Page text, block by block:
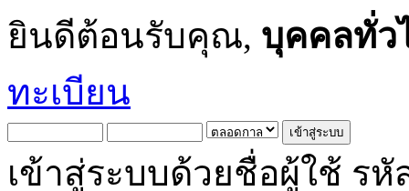
ยินดีต้อนรับคุณ, บุคคลทั่ว
ทะเบียน
เข้าสู่ระบบด้วยชื่อผู้ใช้ รหั